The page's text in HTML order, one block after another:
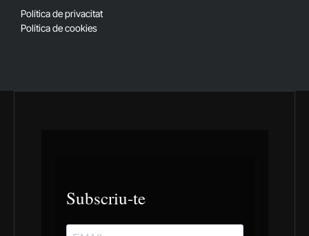
Política de privacitat
Política de cookies